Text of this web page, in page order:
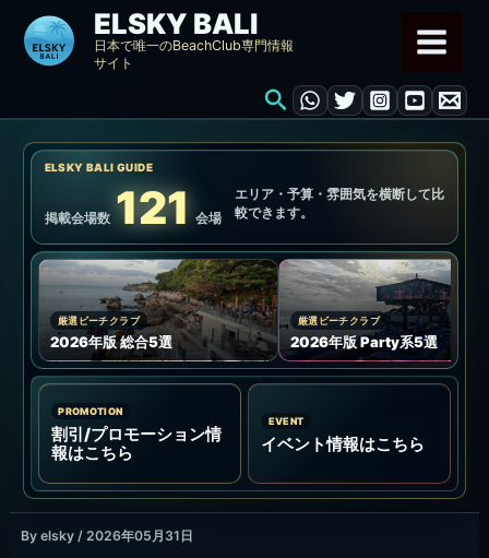
ELSKY BALI
日本で唯一のBeachClub専門情報
サイト
検
ELSKY BALI GUIDE
掲載会場数 121 会場
エリア・予算・雰囲気を横断して比
較できます。
厳選ビーチクラブ
2026年版 総合5選
厳選ビーチクラブ
2026年版 Party系5選
PROMOTION
割引/プロモーション情
報はこちら
EVENT
イベント情報はこちら
By elsky / 2026年05月31日